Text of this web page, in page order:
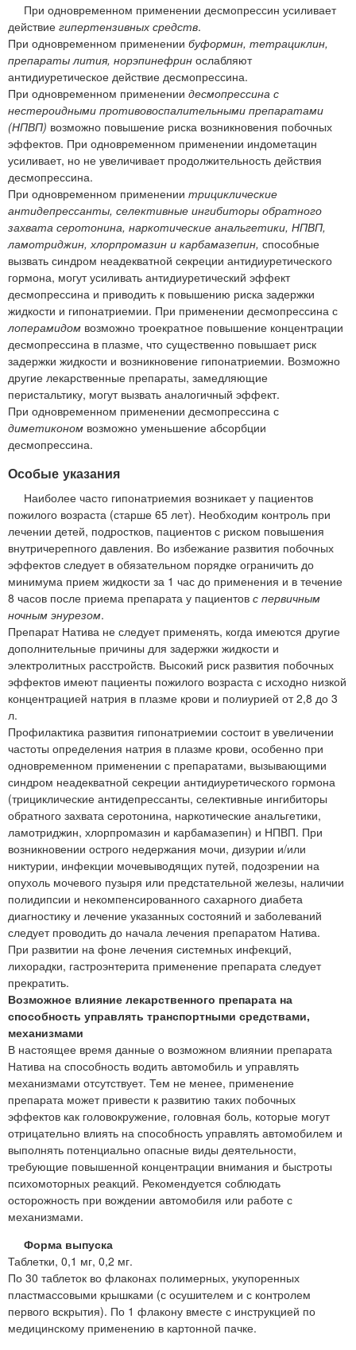
При одновременном применении десмопрессин усиливает
действие гипертензивных средств.
При одновременном применении буформин, тетрациклин,
препараты лития, норэпинефрин ослабляют
антидиуретическое действие десмопрессина.
При одновременном применении десмопрессина с
нестероидными противовоспалительными препаратами
(НПВП) возможно повышение риска возникновения побочных
эффектов. При одновременном применении индометацин
усиливает, но не увеличивает продолжительность действия
десмопрессина.
При одновременном применении трициклические
антидепрессанты, селективные ингибиторы обратного
захвата серотонина, наркотические анальгетики, НПВП,
ламотриджин, хлорпромазин и карбамазепин, способные
вызвать синдром неадекватной секреции антидиуретического
гормона, могут усиливать антидиуретический эффект
десмопрессина и приводить к повышению риска задержки
жидкости и гипонатриемии. При применении десмопрессина с
лоперамидом возможно троекратное повышение концентрации
десмопрессина в плазме, что существенно повышает риск
задержки жидкости и возникновение гипонатриемии. Возможно
другие лекарственные препараты, замедляющие
перистальтику, могут вызвать аналогичный эффект.
При одновременном применении десмопрессина с
диметиконом возможно уменьшение абсорбции
десмопрессина.
Особые указания
Наиболее часто гипонатриемия возникает у пациентов
пожилого возраста (старше 65 лет). Необходим контроль при
лечении детей, подростков, пациентов с риском повышения
внутричерепного давления. Во избежание развития побочных
эффектов следует в обязательном порядке ограничить до
минимума прием жидкости за 1 час до применения и в течение
8 часов после приема препарата у пациентов с первичным
ночным энурезом.
Препарат Натива не следует применять, когда имеются другие
дополнительные причины для задержки жидкости и
электролитных расстройств. Высокий риск развития побочных
эффектов имеют пациенты пожилого возраста с исходно низкой
концентрацией натрия в плазме крови и полиурией от 2,8 до 3
л.
Профилактика развития гипонатриемии состоит в увеличении
частоты определения натрия в плазме крови, особенно при
одновременном применении с препаратами, вызывающими
синдром неадекватной секреции антидиуретического гормона
(трициклические антидепрессанты, селективные ингибиторы
обратного захвата серотонина, наркотические анальгетики,
ламотриджин, хлорпромазин и карбамазепин) и НПВП. При
возникновении острого недержания мочи, дизурии и/или
никтурии, инфекции мочевыводящих путей, подозрении на
опухоль мочевого пузыря или предстательной железы, наличии
полидипсии и некомпенсированного сахарного диабета
диагностику и лечение указанных состояний и заболеваний
следует проводить до начала лечения препаратом Натива.
При развитии на фоне лечения системных инфекций,
лихорадки, гастроэнтерита применение препарата следует
прекратить.
Возможное влияние лекарственного препарата на
способность управлять транспортными средствами,
механизмами
В настоящее время данные о возможном влиянии препарата
Натива на способность водить автомобиль и управлять
механизмами отсутствует. Тем не менее, применение
препарата может привести к развитию таких побочных
эффектов как головокружение, головная боль, которые могут
отрицательно влиять на способность управлять автомобилем и
выполнять потенциально опасные виды деятельности,
требующие повышенной концентрации внимания и быстроты
психомоторных реакций. Рекомендуется соблюдать
осторожность при вождении автомобиля или работе с
механизмами.
Форма выпуска
Таблетки, 0,1 мг, 0,2 мг.
По 30 таблеток во флаконах полимерных, укупоренных
пластмассовыми крышками (с осушителем и с контролем
первого вскрытия). По 1 флакону вместе с инструкцией по
медицинскому применению в картонной пачке.